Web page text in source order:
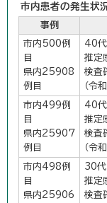
市内患者の発生状
事例
市内500例
目
県内25908
例目
40代
推定
検査
（令
市内499例
目
県内25907
例目
40代
推定
検査
（令
市内498例
目
県内25906
30代
推定
検査